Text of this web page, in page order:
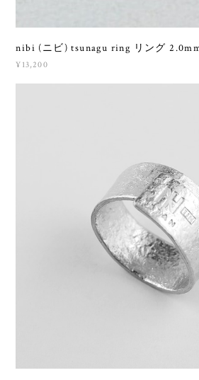
nibi (ニビ) tsunagu ring リング
¥13,200